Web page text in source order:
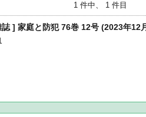
1 件中、 1 件目
] 家庭と防犯 76巻 12号 (2023年12